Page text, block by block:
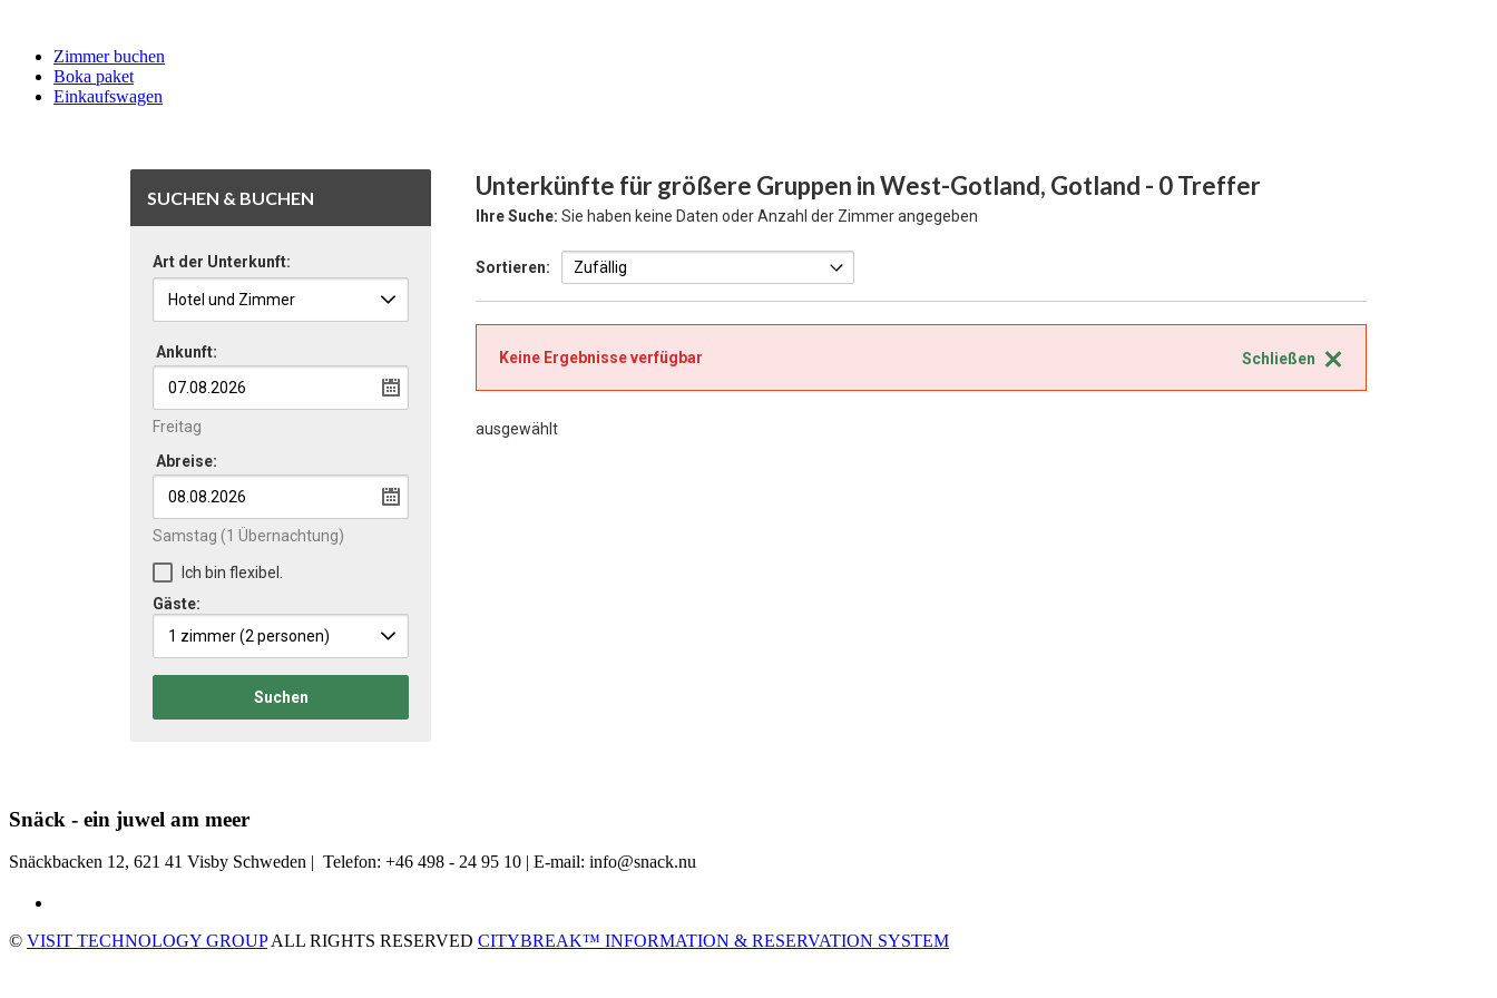
Zimmer buchen
Boka paket
Einkaufswagen
Unterkünfte für größere Gruppen in West-Gotland, Gotland - 0 Treffer
Ihre Suche: Sie haben keine Daten oder Anzahl der Zimmer angegeben
Sortieren:
Schließen
Keine Ergebnisse verfügbar
ausgewählt
SUCHEN & BUCHEN
Art der Unterkunft:
Ankunft:
Freitag
Abreise:
Samstag (1 Übernachtung)
Ich bin flexibel.
Gäste:
1 zimmer(2 personen)
Suchen
Snäck - ein juwel am meer
Snäckbacken 12, 621 41 Visby Schweden | Telefon: +46 498 - 24 95 10 | E-mail: info@snack.nu
© VISIT TECHNOLOGY GROUPALL RIGHTS RESERVED CITYBREAK™ INFORMATION & RESERVATION SYSTEM